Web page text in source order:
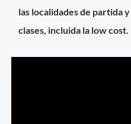
las localidades de partida
clases, incluida la low cost.